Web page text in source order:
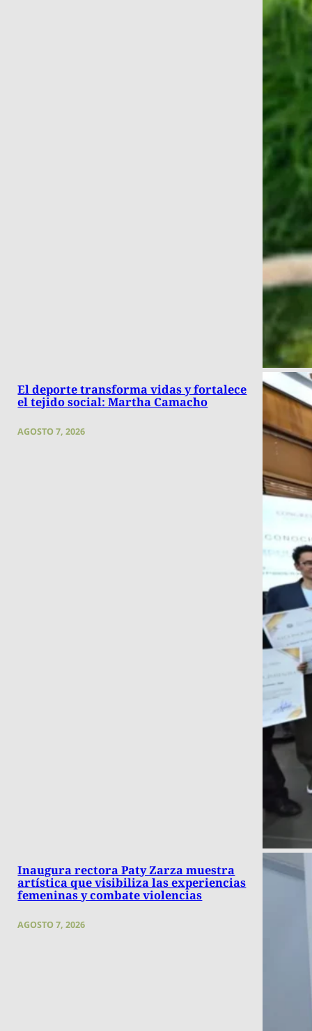
El deporte transforma vidas y fortalece
el tejido social: Martha Camacho
AGOSTO 7, 2026
Inaugura rectora Paty Zarza muestra
artística que visibiliza las experiencias
femeninas y combate violencias
AGOSTO 7, 2026